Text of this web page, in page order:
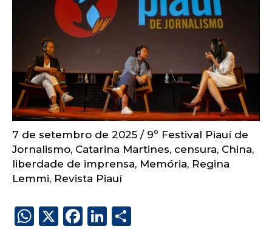
7 de setembro de 2025 / 9º Festival Piauí de
Jornalismo, Catarina Martines, censura, China,
liberdade de imprensa, Memória, Regina
Lemmi, Revista Piauí
W X
F
Li